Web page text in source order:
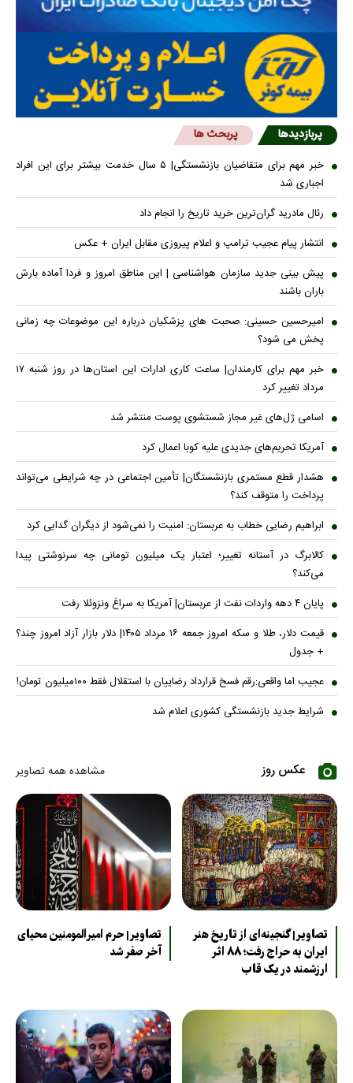
پربازدیدها پربحث ها
خبر مهم برای متقاضیان بازنشستگی| ۵ سال خدمت بیشتر برای این افراد
اجباری شد
رئال مادرید گران‌ترین خرید تاریخ را انجام داد
انتشار پیام عجیب ترامپ و اعلام پیروزی مقابل ایران + عکس
پیش بینی جدید سازمان هواشناسی | این مناطق امروز و فردا آماده بارش
باران باشند
امیرحسین حسینی: صحبت های پزشکیان درباره این موضوعات چه زمانی
پخش می شود؟
خبر مهم برای کارمندان| ساعت کاری ادارات این استان‌ها در روز شنبه ۱۷
مرداد تغییر کرد
اسامی ژل‌های غیر مجاز شستشوی پوست منتشر شد
آمریکا تحریم‌های جدیدی علیه کوبا اعمال کرد
هشدار قطع مستمری بازنشستگان| تأمین اجتماعی در چه شرایطی می‌تواند
پرداخت را متوقف کند؟
ابراهیم رضایی خطاب به عربستان: امنیت را نمی‌شود از دیگران گدایی کرد
کالابرگ در آستانه تغییر؛ اعتبار یک میلیون تومانی چه سرنوشتی پیدا
می‌کند؟
پایان ۴ دهه واردات نفت از عربستان| آمریکا به سراغ ونزوئلا رفت
قیمت دلار، طلا و سکه امروز جمعه ۱۶ مرداد ۱۴۰۵| دلار بازار آزاد امروز چند؟
+ جدول
عجیب اما واقعی:رقم فسخ قرارداد رضاییان با استقلال فقط ۱۰۰میلیون تومان!
شرایط جدید بازنشستگی کشوری اعلام شد
عکس روز مشاهده همه تصاویر
تصاویر| گنجینه‌ای از تاریخ هنر
ایران به حراج رفت؛ ۸۸ اثر
ارزشمند در یک قاب
تصاویر| حرم امیرالمومنین محیای
آخر صفر شد